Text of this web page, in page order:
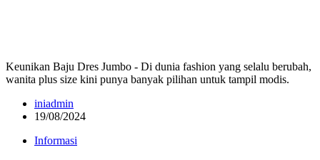
Keunikan Baju Dres Jumbo - Di dunia fashion yang selalu berubah,
wanita plus size kini punya banyak pilihan untuk tampil modis.
iniadmin
19/08/2024
Informasi